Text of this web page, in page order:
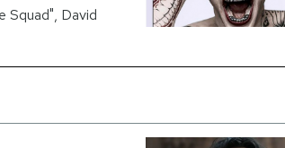
Squad", David